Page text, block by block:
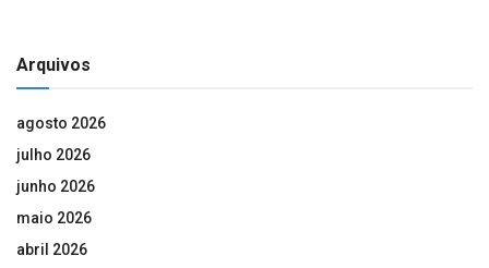
Arquivos
agosto 2026
julho 2026
junho 2026
maio 2026
abril 2026